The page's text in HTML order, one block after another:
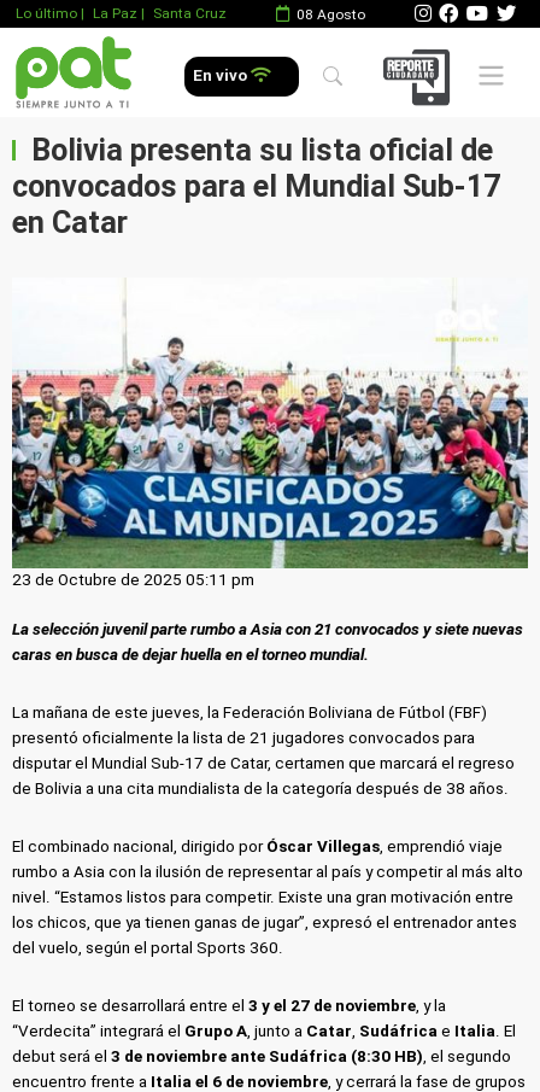
Lo último | La Paz | Santa Cruz 08 Agosto
En vivo Mobile
Bolivia presenta su lista oficial de
convocados para el Mundial Sub-17
en Catar
23 de Octubre de 2025 05:11 pm
La selección juvenil parte rumbo a Asia con 21 convocados y siete nuevas
caras en busca de dejar huella en el torneo mundial.
La mañana de este jueves, la Federación Boliviana de Fútbol (FBF)
presentó oficialmente la lista de 21 jugadores convocados para
disputar el Mundial Sub-17 de Catar, certamen que marcará el regreso
de Bolivia a una cita mundialista de la categoría después de 38 años.
El combinado nacional, dirigido por Óscar Villegas , emprendió viaje
rumbo a Asia con la ilusión de representar al país y competir al más alto
nivel. “Estamos listos para competir. Existe una gran motivación entre
los chicos, que ya tienen ganas de jugar”, expresó el entrenador antes
del vuelo, según el portal Sports 360.
El torneo se desarrollará entre el3 y el 27 de noviembre , y la
“Verdecita” integrará el Grupo A , junto a Catar Sudáfrica e Italia . El
debut será el3 de noviembre ante Sudáfrica (8:30 HB) , el segundo
encuentro frente a Italia el 6 de noviembre , y cerrará la fase de grupos